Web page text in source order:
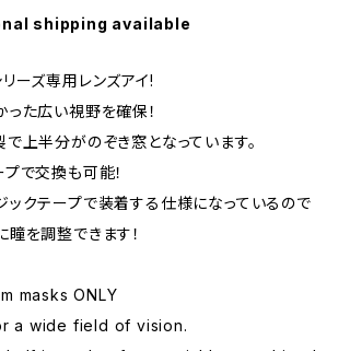
shipping available
ーズ専用レンズアイ!
た広い視野を確保！
上半分がのぞき窓となっています。
で交換も可能！
ックテープで装着する仕様になっているので
を調整できます！
masks ONLY
a wide field of vision.